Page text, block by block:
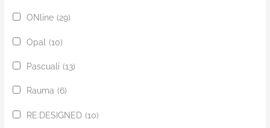
ONline (29)
Opal (10)
Pascuali (13)
Rauma (6)
RE:DESIGNED (10)